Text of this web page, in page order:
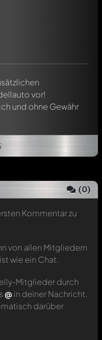
vor!
und ohne Gewähr
(0)
Kommentar zu
von allen Mitgliedern
wie ein Chat.
Mitglieder durch
@in deiner Nachricht.
darüber
zu diesem Modell!
Mitgliedern diskutiert
durch die